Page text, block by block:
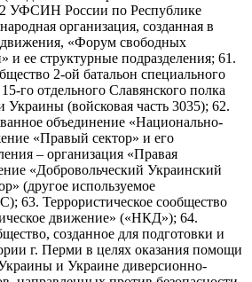
УФСИН России по Республике
организация, созданная в
«Форум свободных
и ее структурные подразделения; 61.
2-ой батальон специального
го отдельного Славянского полка
(войсковая часть 3035); 62.
объединение «Национально-
«Правый сектор» и его
– организация «Правая
«Добровольческий Украинский
(другое используемое
63. Террористическое сообщество
движение» («НКД»); 64.
созданное для подготовки и
г. Перми в целях оказания помощи
и Украине диверсионно-